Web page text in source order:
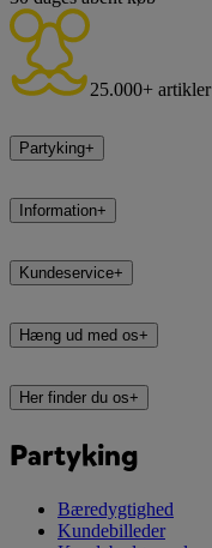
25.000+ artikler
Partyking+
Information+
Kundeservice+
Hæng ud med os+
Her finder du os+
Partyking
Bæredygtighed
Kundebilleder